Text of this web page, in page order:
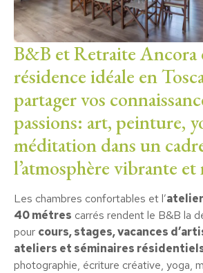
B&B et Retraite Ancora
résidence idéale en
partager vos
passions: art, peinture,
méditation dans un
l’atmosphère vibrante
Les chambres confortables et l’
40 métres carrés rendent le B&B la
pour cours, stages, vacances
ateliers et séminaires
photographie, écriture créative, yoga,